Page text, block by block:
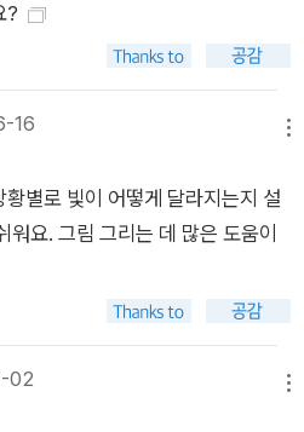
?
16
별로 빛이 어떻게 달라지는지 설
워요. 그림 그리는 데 많은 도움이
02